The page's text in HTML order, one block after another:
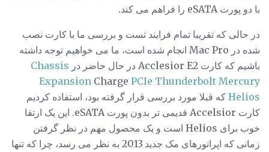
با دو پورت eSATA را فراهم می کند.
در حالی که تقریبا تمام فرایند تست و بررسی ما با کارت نصب
شده در Mac Pro انجام شده است، ما می خواهیم توجه داشته
باشیم که کارت Acclesior E2 در حال حاضر در
Chassis
Expansion Charge PCIe Thunderbolt Mercury
Helios که قبلا مورد بررسی قرار گرفته بود، استفاده کردیم
کارت Accelsior قدیمی تر بدون پورت eSATA. این یک ارتقا
خوب برای Helios است و یک محصول مهم در نظر گرفتن
زمانی که اپراتورهای مک جدید 2013 به نظر می رسد، چرا که تنها